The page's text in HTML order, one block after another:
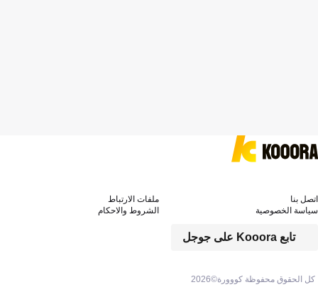
كل الحقوق محفوظة كووورة©2026
تابع Kooora على جوجل
اتصل بنا
ملفات الارتباط
سياسة الخصوصية
الشروط والاحكام